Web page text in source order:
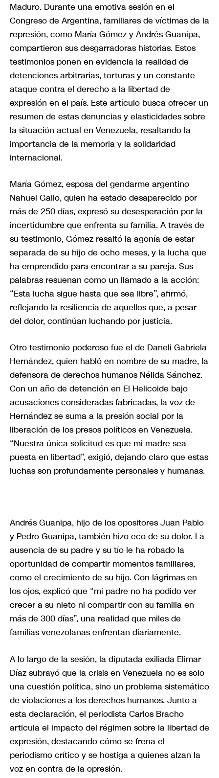
Maduro. Durante una emotiva sesión en el
Congreso de Argentina, familiares de víctimas de la
represión, como María Gómez y Andrés Guanipa,
compartieron sus desgarradoras historias. Estos
testimonios ponen en evidencia la realidad de
detenciones arbitrarias, torturas y un constante
ataque contra el derecho a la libertad de
expresión en el país. Este artículo busca ofrecer un
resumen de estas denuncias y elasticidades sobre
la situación actual en Venezuela, resaltando la
importancia de la memoria y la solidaridad
internacional.
María Gómez, esposa del gendarme argentino
Nahuel Gallo, quien ha estado desaparecido por
más de 250 días, expresó su desesperación por la
incertidumbre que enfrenta su familia. A través de
su testimonio, Gómez resaltó la agonía de estar
separada de su hijo de ocho meses, y la lucha que
ha emprendido para encontrar a su pareja. Sus
palabras resuenan como un llamado a la acción:
“Esta lucha sigue hasta que sea libre”, afirmó,
reflejando la resiliencia de aquellos que, a pesar
del dolor, continúan luchando por justicia.
Otro testimonio poderoso fue el de Daneli Gabriela
Hernández, quien habló en nombre de su madre, la
defensora de derechos humanos Nélida Sánchez.
Con un año de detención en El Helicoide bajo
acusaciones consideradas fabricadas, la voz de
Hernández se suma a la presión social por la
liberación de los presos políticos en Venezuela.
“Nuestra única solicitud es que mi madre sea
puesta en libertad”, exigió, dejando claro que estas
luchas son profundamente personales y humanas.
Andrés Guanipa, hijo de los opositores Juan Pablo
y Pedro Guanipa, también hizo eco de su dolor. La
ausencia de su padre y su tío le ha robado la
oportunidad de compartir momentos familiares,
como el crecimiento de su hijo. Con lágrimas en
los ojos, explicó que “mi padre no ha podido ver
crecer a su nieto ni compartir con su familia en
más de 300 días”, una realidad que miles de
familias venezolanas enfrentan diariamente.
A lo largo de la sesión, la diputada exiliada Elimar
Díaz subrayó que la crisis en Venezuela no es solo
una cuestión política, sino un problema sistemático
de violaciones a los derechos humanos. Junto a
esta declaración, el periodista Carlos Bracho
articula el impacto del régimen sobre la libertad de
expresión, destacando cómo se frena el
periodismo crítico y se hostiga a quienes alzan la
voz en contra de la opresión.